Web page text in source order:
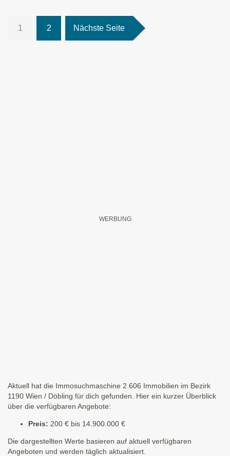
1 2 Nächste Seite
Aktuell hat die Immosuchmaschine 2.606 Immobilien im Bezirk
1190 Wien / Döbling für dich gefunden. Hier ein kurzer Überblick
über die verfügbaren Angebote:
Preis: 200 € bis 14.900.000 €
Die dargestellten Werte basieren auf aktuell verfügbaren
Angeboten und werden täglich aktualisiert.